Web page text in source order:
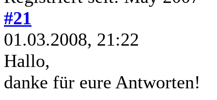
#21
01.03.2008, 21:22
Hallo,
danke für eure Antworten!